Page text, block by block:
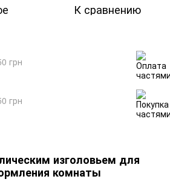
К сравнению
грн
грн
изголовьем для
комнаты